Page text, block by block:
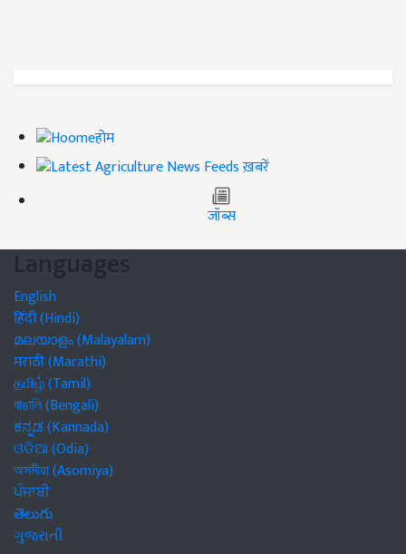
होम
ख़बरें
जॉब्स
Languages
English
हिंदी (Hindi)
മലയാളം (Malayalam)
मराठी (Marathi)
தமிழ் (Tamil)
বাঙালি (Bengali)
ಕನ್ನಡ (Kannada)
ଓଡିଆ (Odia)
অসমীয়া (Asomiya)
ਪੰਜਾਬੀ
తెలుగు
ગુજરાતી